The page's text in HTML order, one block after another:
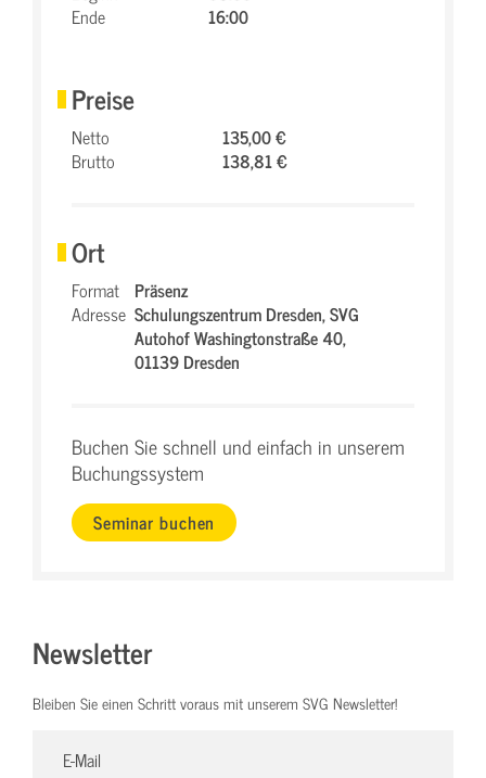
Ende
16:00
Preise
Netto
135,00 €
Brutto
138,81 €
Ort
Format Präsenz
Adresse Schulungszentrum Dresden,SVG
Autohof Washingtonstraße 40,
01139 Dresden
Buchen Sie schnell und einfach in unserem
Buchungssystem
Seminar buchen
Newsletter
Bleiben Sie einen Schritt voraus mit unserem SVG Newsletter!